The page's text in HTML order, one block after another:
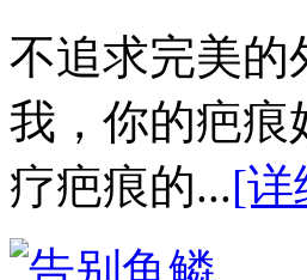
不追求完美的
我，你的疤痕
疗疤痕的...[详